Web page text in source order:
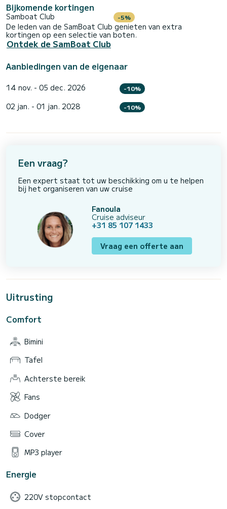
Bijkomende kortingen
Samboat Club -5%
De leden van de SamBoat Club genieten van extra
kortingen op een selectie van boten.
Ontdek de SamBoat Club
Aanbiedingen van de eigenaar
14 nov. - 05 dec. 2026 -10%
02 jan. - 01 jan. 2028 -10%
Een vraag?
Een expert staat tot uw beschikking om u te helpen
bij het organiseren van uw cruise
Fanoula
Cruise adviseur
+31 85 107 1433
Vraag een offerte aan
Uitrusting
Comfort
Bimini
Tafel
Achterste bereik
Fans
Dodger
Cover
MP3 player
Energie
220V stopcontact